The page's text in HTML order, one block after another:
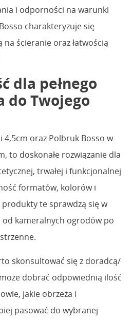
i odporności na warunki
charakteryzuje się
ścieranie oraz łatwością
dla pełnego
do Twojego
4,5cm oraz Polbruk Bosso w
to doskonałe rozwiązanie dla
trwałej i funkcjonalnej
formatów, kolorów i
te sprawdzą się w
od kameralnych ogrodów po
skonsultować się z doradcą/
dobrać odpowiednią ilość
jakie obrzeża i
pasować do wybranej